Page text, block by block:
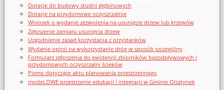
Dotacje do budowy studni głębinowych
Dotacje na przydomowe oczyszczalnie
Wniosek o wydanie zezwolenia na usunięcie drzew lub krzewów
Zgłoszenie zamiaru usunięcia drzew
Uzgodnienie zasad korzystania z przystanków
Wydanie opinii na wykorzystanie dróg w sposób szczególny
Formularz zgłoszenia do ewidencji zbiorników bezodpływowych i
przydomowych oczyszczalni ścieków
Pismo dotyczące aktu planowania przestrzennego
modeLOWE przestrzenie edukacji i integracji w Gminie Olsztynek